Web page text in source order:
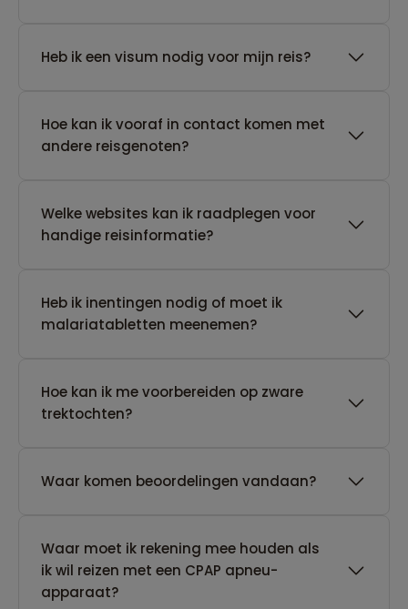
Heb ik een visum nodig voor mijn reis?
Hoe kan ik vooraf in contact komen met
andere reisgenoten?
Welke websites kan ik raadplegen voor
handige reisinformatie?
Heb ik inentingen nodig of moet ik
malariatabletten meenemen?
Hoe kan ik me voorbereiden op zware
trektochten?
Waar komen beoordelingen vandaan?
Waar moet ik rekening mee houden als
ik wil reizen met een CPAP apneu-
apparaat?